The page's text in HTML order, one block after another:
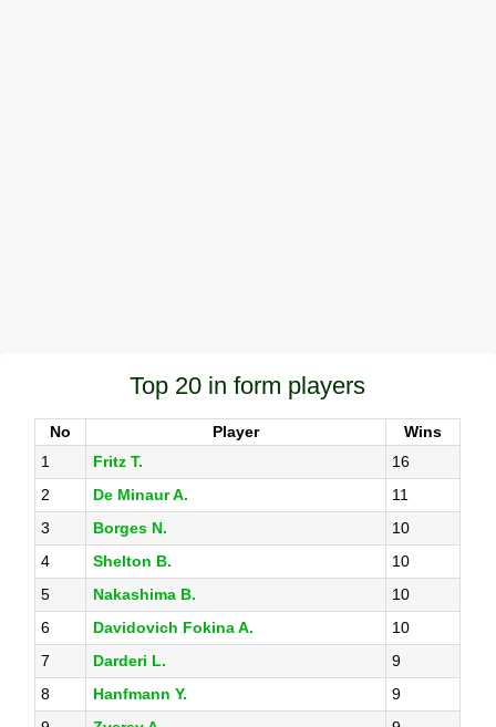
Top 20 in form players
No Player
Wins
1
Fritz T.
16
2
De Minaur A.
11
3
Borges N.
10
4
Shelton B.
10
5
Nakashima B.
10
6
Davidovich Fokina A.
10
7
Darderi L.
9
8
Hanfmann Y.
9